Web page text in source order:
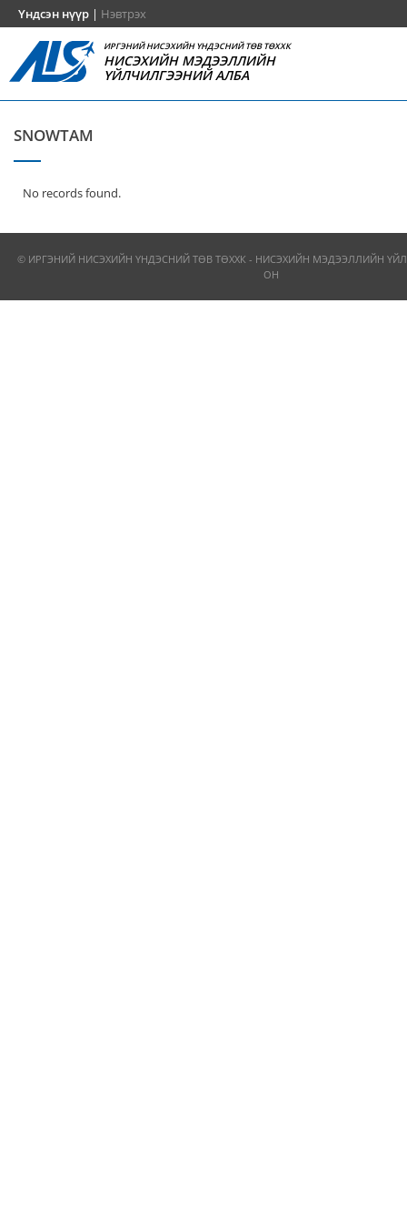
Үндсэн нүүр | Нэвтрэх
ИРГЭНИЙ НИСЭХИЙН ҮНДЭСНИЙ ТӨВ ТӨХХК
НИСЭХИЙН МЭДЭЭЛЛИЙН
ҮЙЛЧИЛГЭЭНИЙ АЛБА
SNOWTAM
No records found.
© ИРГЭНИЙ НИСЭХИЙН ҮНДЭСНИЙ ТӨВ ТӨХХК - НИСЭХИЙН МЭДЭЭЛЛИЙН
ОН